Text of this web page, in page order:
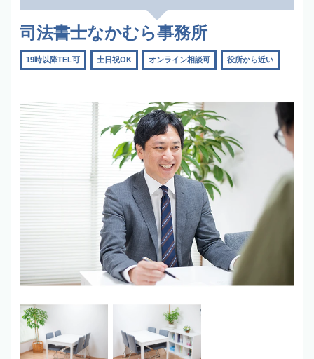
司法書士なかむら事務所
19時以降TEL可 土日祝OK オンライン相談可 役所から近い